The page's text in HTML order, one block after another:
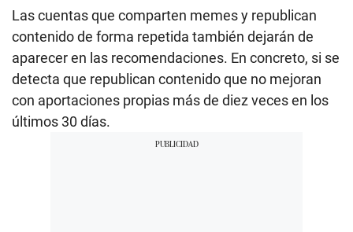
Las cuentas que comparten memes y republican
contenido de forma repetida también dejarán de
aparecer en las recomendaciones. En concreto, si se
detecta que republican contenido que no mejoran
con aportaciones propias más de diez veces en los
últimos 30 días.